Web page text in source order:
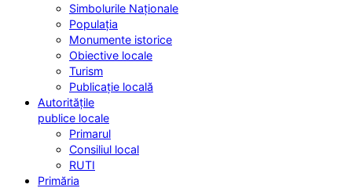
Simbolurile Naționale
Populația
Monumente istorice
Obiective locale
Turism
Publicație locală
Autoritățile
publice locale
Primarul
Consiliul local
RUTI
Primăria